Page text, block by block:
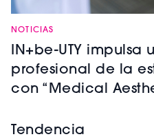
NOTICIAS
IN+be-UTY impulsa
profesional de la
con “Medical
Tendencia